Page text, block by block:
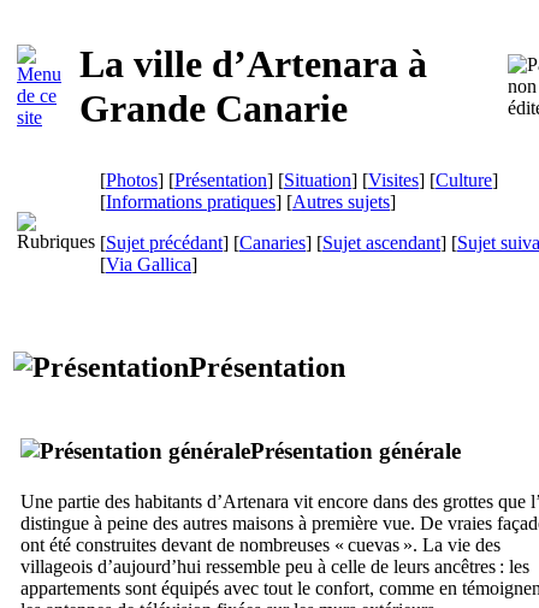
La ville d’Artenara à
Grande Canarie
[Photos] [Présentation] [Situation] [Visites] [Culture]
[Informations pratiques] [Autres sujets]
[Sujet précédant] [Canaries] [Sujet ascendant] [Sujet
[Via Gallica]
Présentation
Présentation générale
Une partie des habitants d’Artenara vit encore dans des grottes que
distingue à peine des autres maisons à première vue. De vraies
ont été construites devant de nombreuses « cuevas ». La vie des
villageois d’aujourd’hui ressemble peu à celle de leurs ancêtres : les
appartements sont équipés avec tout le confort, comme en